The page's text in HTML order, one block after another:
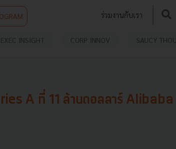
ร่วมงานกับเรา
EXEC INSIGHT CORP INNOV SAUCY
A ที่ 11 ล้านดอลลาร์